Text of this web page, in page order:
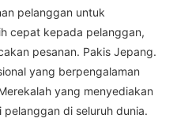
pelanggan untuk
cepat kepada pelanggan,
pesanan. Pakis Jepang.
yang berpengalaman
yang menyediakan
di seluruh dunia.